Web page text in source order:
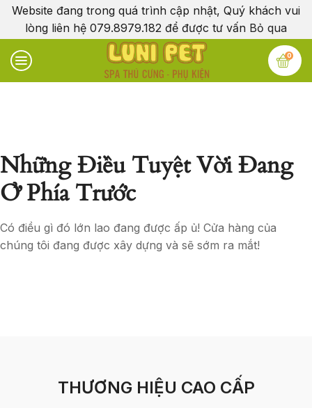
Website đang trong quá trình cập nhật, Quý khách vui
lòng liên hệ 079.8979.182 để được tư vấn Bỏ qua
0
Những Điều Tuyệt Vời Đang
Ở Phía Trước
Có điều gì đó lớn lao đang được ấp ủ! Cửa hàng của
chúng tôi đang được xây dựng và sẽ sớm ra mắt!
THƯƠNG HIỆU CAO CẤP